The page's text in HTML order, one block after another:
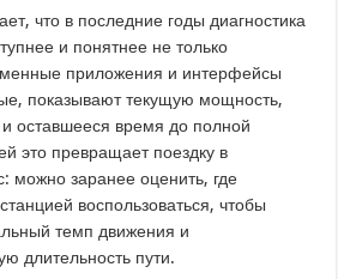
что в последние годы диагностика
и понятнее не только
приложения и интерфейсы
показывают текущую мощность,
оставшееся время до полной
это превращает поездку в
можно заранее оценить, где
воспользоваться, чтобы
темп движения и
длительность пути.